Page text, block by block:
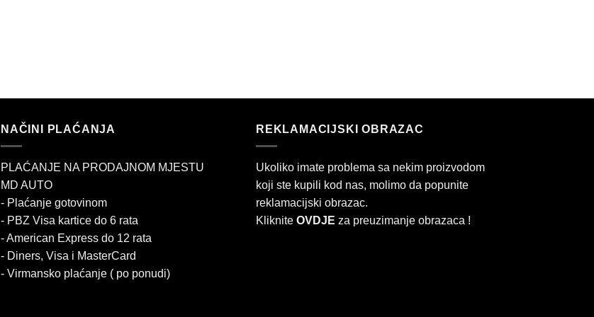
NAČINI PLAĆANJA
PLAĆANJE NA PRODAJNOM MJESTU
MD AUTO
- Plaćanje gotovinom
- PBZ Visa kartice do 6 rata
- American Express do 12 rata
- Diners, Visa i MasterCard
- Virmansko plaćanje ( po ponudi)
REKLAMACIJSKI OBRAZAC
Ukoliko imate problema sa nekim proizvodom
koji ste kupili kod nas, molimo da popunite
reklamacijski obrazac.
Kliknite OVDJE za preuzimanje obrazaca !